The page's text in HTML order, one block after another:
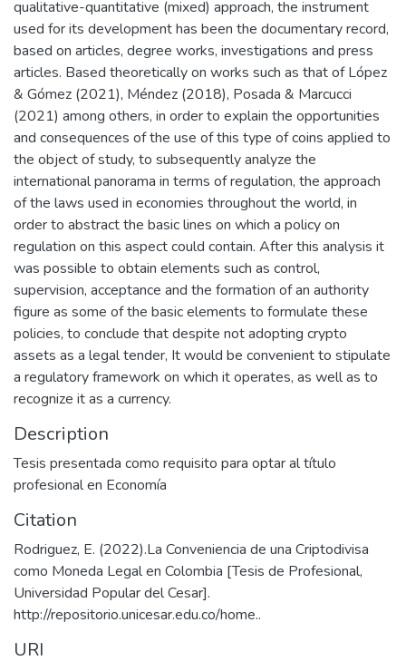
qualitative-quantitative (mixed) approach, the instrument
used for its development has been the documentary record,
based on articles, degree works, investigations and press
articles. Based theoretically on works such as that of López
& Gómez (2021), Méndez (2018), Posada & Marcucci
(2021) among others, in order to explain the opportunities
and consequences of the use of this type of coins applied to
the object of study, to subsequently analyze the
international panorama in terms of regulation, the approach
of the laws used in economies throughout the world, in
order to abstract the basic lines on which a policy on
regulation on this aspect could contain. After this analysis it
was possible to obtain elements such as control,
supervision, acceptance and the formation of an authority
figure as some of the basic elements to formulate these
policies, to conclude that despite not adopting crypto
assets as a legal tender, It would be convenient to stipulate
a regulatory framework on which it operates, as well as to
recognize it as a currency.
Description
Tesis presentada como requisito para optar al título
profesional en Economía
Citation
Rodriguez, E. (2022).La Conveniencia de una Criptodivisa
como Moneda Legal en Colombia [Tesis de Profesional,
Universidad Popular del Cesar].
http://repositorio.unicesar.edu.co/home..
URI